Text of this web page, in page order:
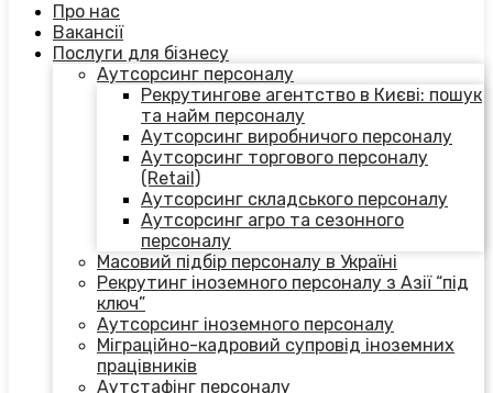
Про нас
Вакансії
Послуги для бізнесу
Аутсорсинг персоналу
Рекрутингове агентство в Києві: пошук
та найм персоналу
Аутсорсинг виробничого персоналу
Аутсорсинг торгового персоналу
(Retail)
Аутсорсинг складського персоналу
Аутсорсинг агро та сезонного
персоналу
Масовий підбір персоналу в Україні
Рекрутинг іноземного персоналу з Азії “під
ключ”
Аутсорсинг іноземного персоналу
Міграційно-кадровий супровід іноземних
працівників
Аутстафінг персоналу